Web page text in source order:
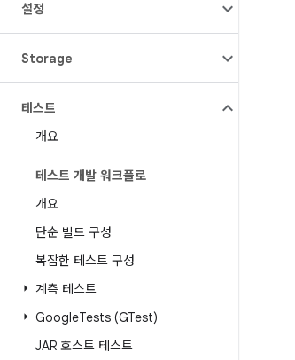
설정
Storage
테스트
개요
테스트 개발 워크플로
개요
단순 빌드 구성
복잡한 테스트 구성
계측 테스트
GoogleTests (GTest)
JAR 호스트 테스트